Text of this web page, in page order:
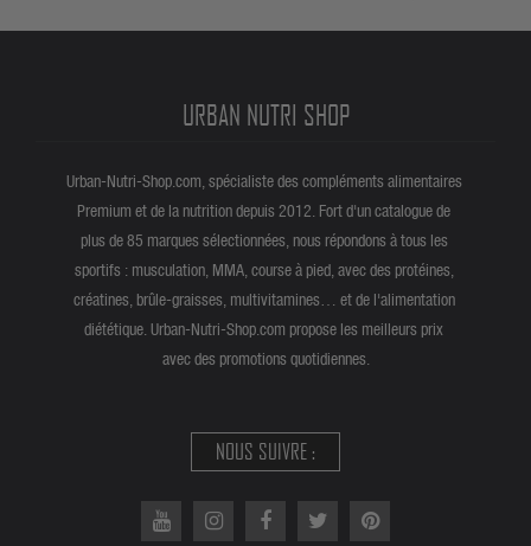
URBAN NUTRI SHOP
Urban-Nutri-Shop.com, spécialiste des compléments alimentaires
Premium et de la nutrition depuis 2012. Fort d'un catalogue de
plus de 85 marques sélectionnées, nous répondons à tous les
sportifs : musculation, MMA, course à pied, avec des protéines,
créatines, brûle-graisses, multivitamines… et de l'alimentation
diététique. Urban-Nutri-Shop.com propose les meilleurs prix
avec des promotions quotidiennes.
NOUS SUIVRE :